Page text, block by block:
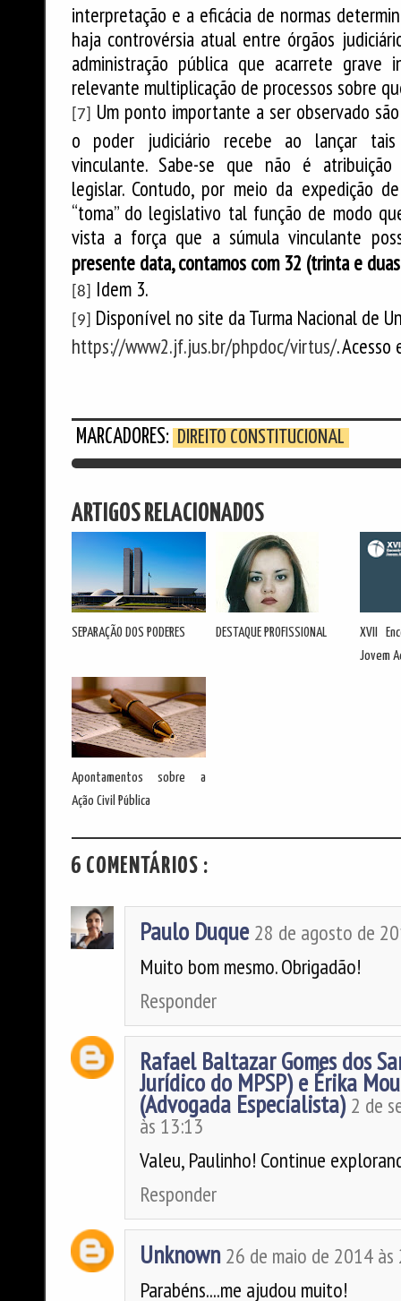
interpretação e a eficácia de normas
haja controvérsia atual entre órgãos
administração pública que acarrete grave
relevante multiplicação de processos sobre
[7]
Um ponto importante a ser observado
o poder judiciário recebe ao lançar
vinculante. Sabe-se que não é
legislar. Contudo, por meio da expedição
“toma” do legislativo tal função de modo
vista a força que a súmula vinculante
presente data, contamos com 32 (trinta e
[8] Idem 3.
[9]
Disponível no site da Turma Nacional de
https://www2.jf.jus.br/phpdoc/virtus/. Acesso
MARCADORES: DIREITO CONSTITUCIONAL
ARTIGOS RELACIONADOS
SEPARAÇÃO DOS PODERES DESTAQUE PROFISSIONAL
XVII
Jovem
Apontamentos sobre a
Ação Civil Pública
6 COMENTÁRIOS :
Paulo Duque 28 de agosto de
Muito bom mesmo. Obrigadão!
Responder
Rafael Baltazar Gomes dos
Jurídico do MPSP) e Érika
(Advogada Especialista) 2 de
às 13:13
Valeu, Paulinho! Continue
Responder
Unknown 26 de maio de 2014
Parabéns....me ajudou muito!